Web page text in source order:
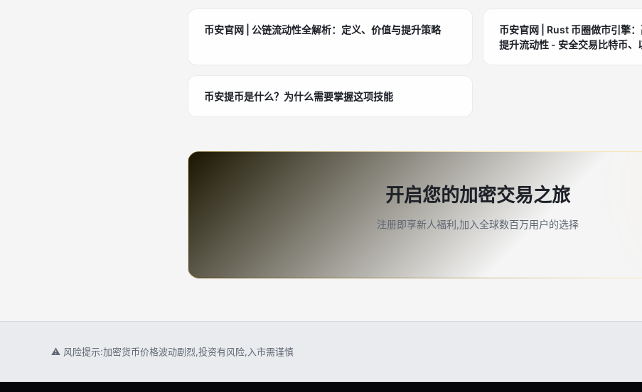
币安官网 | 公链流动性全解析：定义、价值与提升策略
币安官网 | Rust 币圈做市引擎
提升流动性 - 安全交易比特币、
币安提币是什么？为什么需要掌握这项技能
开启您的加密交易之旅
注册即享新人福利,加入全球数百万用户的选择
⚠ 风险提示:加密货币价格波动剧烈,投资有风险,入市需谨慎